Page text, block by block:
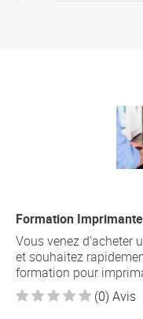
Formation
Vous venez d'acheter
et souhaitez
formation pour
(0) Avis